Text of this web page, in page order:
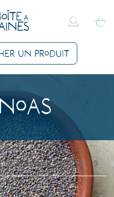
un produit
Filtrer par sous-catégories